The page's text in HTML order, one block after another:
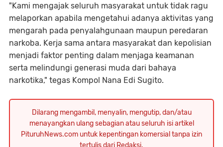
"Kami mengajak seluruh masyarakat untuk tidak ragu
melaporkan apabila mengetahui adanya aktivitas yang
mengarah pada penyalahgunaan maupun peredaran
narkoba. Kerja sama antara masyarakat dan kepolisian
menjadi faktor penting dalam menjaga keamanan
serta melindungi generasi muda dari bahaya
narkotika," tegas Kompol Nana Edi Sugito.
Dilarang mengambil, menyalin, mengutip, dan/atau
menayangkan ulang sebagian atau seluruh isi artikel
PituruhNews.com untuk kepentingan komersial tanpa izin
tertulis dari Redaksi.